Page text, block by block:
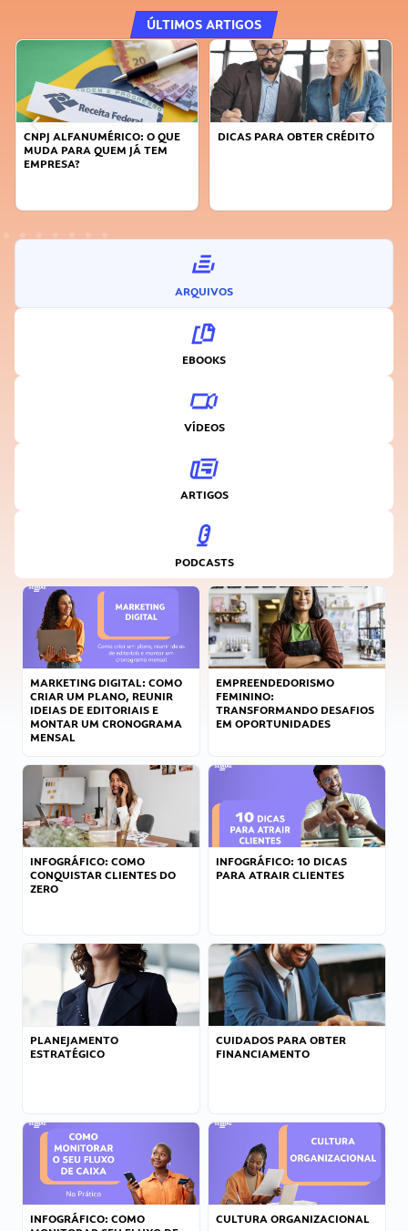
ÚLTIMOS ARTIGOS
CNPJ ALFANUMÉRICO: O QUE
MUDA PARA QUEM JÁ TEM
EMPRESA?
DICAS PARA OBTER CRÉDITO
ARQUIVOS
EBOOKS
VÍDEOS
ARTIGOS
PODCASTS
MARKETING DIGITAL: COMO
CRIAR UM PLANO, REUNIR
IDEIAS DE EDITORIAIS E
MONTAR UM CRONOGRAMA
MENSAL
EMPREENDEDORISMO
FEMININO:
TRANSFORMANDO DESAFIOS
EM OPORTUNIDADES
INFOGRÁFICO: COMO
CONQUISTAR CLIENTES DO
ZERO
INFOGRÁFICO: 10 DICAS
PARA ATRAIR CLIENTES
PLANEJAMENTO
ESTRATÉGICO
CUIDADOS PARA OBTER
FINANCIAMENTO
INFOGRÁFICO: COMO
CULTURA ORGANIZACIONAL